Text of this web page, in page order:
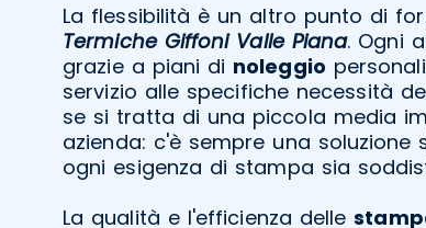
La flessibilità è un altro punto di
Termiche Giffoni Valle Piana. Ogni
grazie a piani di noleggio
servizio alle specifiche necessità
se si tratta di una piccola media
azienda: c'è sempre una
ogni esigenza di stampa sia
La qualità e l'efficienza delle